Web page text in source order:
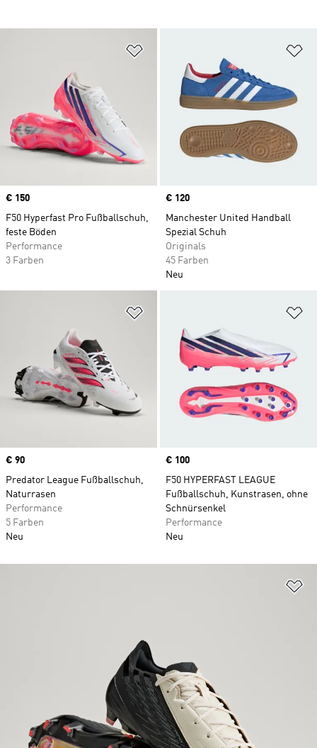
Price
€ 150
F50 Hyperfast Pro Fußballschuh,
feste Böden
Performance
3 Farben
Price
€ 120
Manchester United Handball
Spezial Schuh
Originals
45 Farben
Neu
Price
€ 90
Predator League Fußballschuh,
Naturrasen
Performance
5 Farben
Neu
Price
€ 100
F50 HYPERFAST LEAGUE
Fußballschuh, Kunstrasen, ohne
Schnürsenkel
Performance
Neu